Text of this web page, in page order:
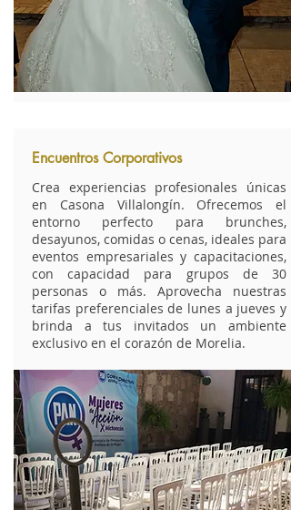
Encuentros Corporativos
Crea experiencias profesionales únicas
en Casona Villalongín. Ofrecemos el
entorno perfecto para brunches,
desayunos, comidas o cenas, ideales para
eventos empresariales y capacitaciones,
con capacidad para grupos de 30
personas o más. Aprovecha nuestras
tarifas preferenciales de lunes a jueves y
brinda a tus invitados un ambiente
exclusivo en el corazón de Morelia.